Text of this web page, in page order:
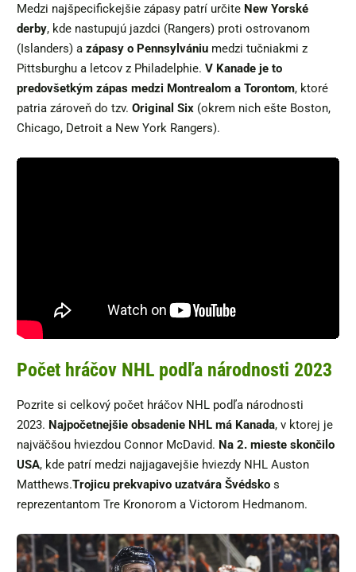
Medzi najšpecifickejšie zápasy patrí určite New Yorské
derby, kde nastupujú jazdci (Rangers) proti ostrovanom
(Islanders) a zápasy o Pennsylvániu medzi tučniakmi z
Pittsburghu a letcov z Philadelphie. V Kanade je to
predovšetkým zápas medzi Montrealom a Torontom, ktoré
patria zároveň do tzv. Original Six (okrem nich ešte Boston,
Chicago, Detroit a New York Rangers).
Počet hráčov NHL podľa národnosti 2023
Pozrite si celkový počet hráčov NHL podľa národnosti
2023. Najpočetnejšie obsadenie NHL má Kanada, v ktorej je
najväčšou hviezdou Connor McDavid. Na 2. mieste skončilo
USA, kde patrí medzi najjagavejšie hviezdy NHL Auston
Matthews.Trojicu prekvapivo uzatvára Švédsko s
reprezentantom Tre Kronorom a Victorom Hedmanom.